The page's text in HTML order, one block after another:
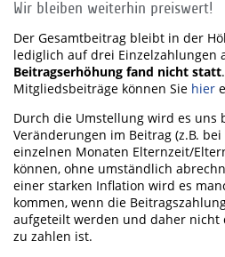
Wir bleiben weiterhin preiswert!
Der Gesamtbeitrag bleibt in der
lediglich auf drei Einzelzahlungen
Beitragserhöhung fand nicht statt
Mitgliedsbeiträge können Sie hier
Durch die Umstellung wird es uns
Veränderungen im Beitrag (z.B.
einzelnen Monaten Elternzeit/
können, ohne umständlich
einer starken Inflation wird es
kommen, wenn die
aufgeteilt werden und daher nicht
zu zahlen ist.